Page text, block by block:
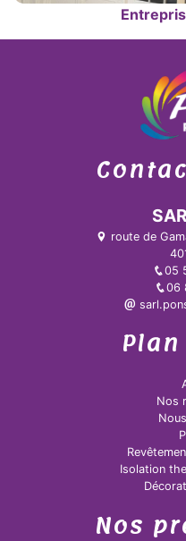
route de
05
06
Nos
Isolation
Nos